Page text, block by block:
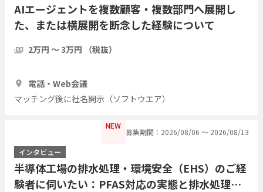
AIエージェントを複数顧客・複数部門へ展開し
た、または横展開を断念した経験について
2万円 〜 3万円 （税抜）
電話・Web会議
マッチング後に社名開示（ソフトウエア）
NEW
募集期間：2026/08/06 〜 2026/08/13
インタビュー
半導体工場の排水処理・環境安全（EHS）のご経
験者に伺いたい：PFAS対応の実態と排水処理の